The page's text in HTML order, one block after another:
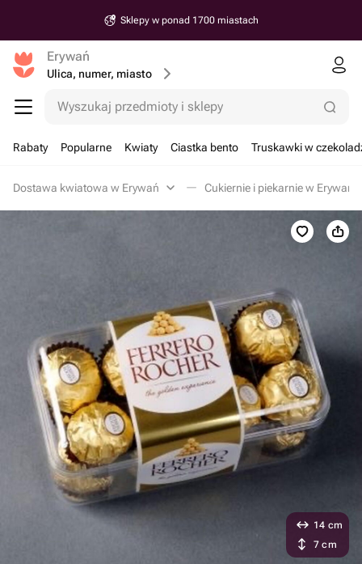
Sklepy w ponad 1700 miastach
Erywań
Ulica, numer, miasto
Wyszukaj przedmioty i sklepy
Rabaty Popularne Kwiaty Ciastka bento Truskawki w
Dostawa kwiatowa w Erywań Cukiernie i piekarnie w Erywań
14 cm
7 cm